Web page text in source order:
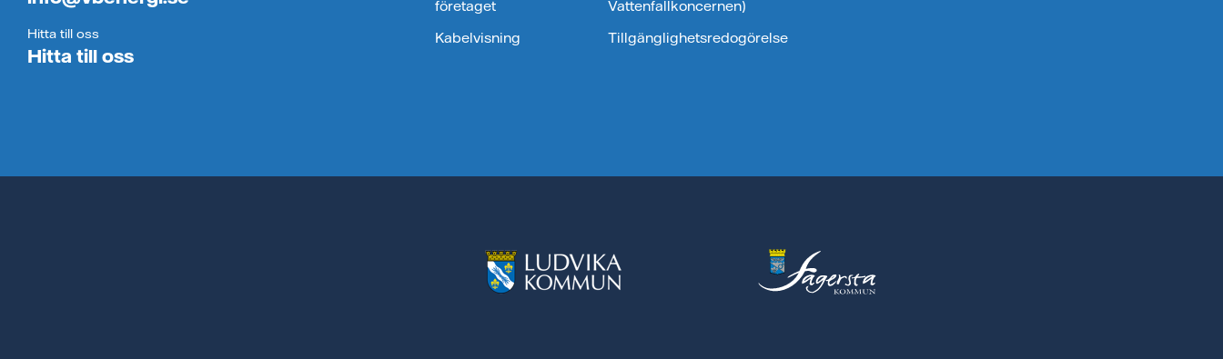
Hitta till oss
Hitta till oss
företaget
Kabelvisning
Vattenfallkoncernen)
Tillgänglighetsredogörelse